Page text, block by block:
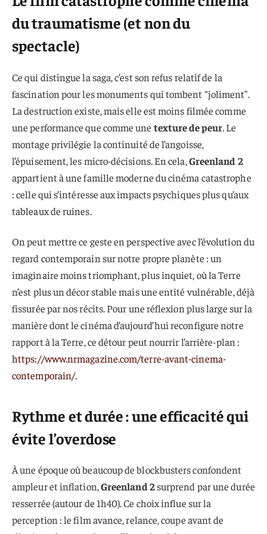
du traumatisme (et non du
spectacle)
Ce qui distingue la saga, c’est son refus relatif de la
fascination pour les monuments qui tombent “joliment”.
La destruction existe, mais elle est moins filmée comme
une performance que comme une texture de peur. Le
montage privilégie la continuité de l’angoisse,
l’épuisement, les micro-décisions. En cela,Greenland 2
appartient à une famille moderne du cinéma catastrophe
: celle qui s’intéresse aux impacts psychiques plus qu’aux
tableaux de ruines.
On peut mettre ce geste en perspective avec l’évolution du
regard contemporain sur notre propre planète : un
imaginaire moins triomphant, plus inquiet, où la Terre
n’est plus un décor stable mais une entité vulnérable, déjà
fissurée par nos récits. Pour une réflexion plus large sur la
manière dont le cinéma d’aujourd’hui reconfigure notre
rapport à la Terre, ce détour peut nourrir l’arrière-plan :
https://www.nrmagazine.com/terre-avant-cinema-
contemporain/.
Rythme et durée : une efficacité qui
évite l’overdose
À une époque où beaucoup de blockbusters confondent
ampleur et inflation,Greenland 2surprend par une durée
resserrée (autour de 1h40). Ce choix influe sur la
perception : le film avance, relance, coupe avant de